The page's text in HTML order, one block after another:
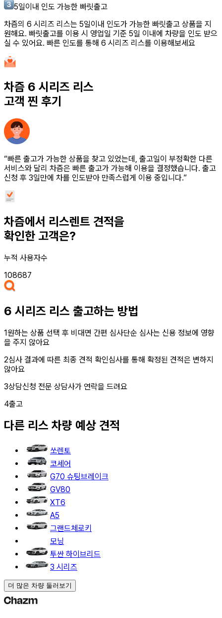
5일이내 인도 가능한 빠릿출고
차즘의 6 시리즈 리스는 5일이내 인도가 가능한 빠릿출고 상품을 지
원해요. 빠릿출고를 이용 시 영업일 기준 5일 이내에 차량을 인도 받으
실 수 있어요. 빠른 인도를 통해 6 시리즈 리스를 이용해보세요
차즘 6 시리즈 리스
고객 찐 후기
“빠른 출고가 가능한 상품을 찾고 있었는데, 출고일이 부정확한 다른
서비스와 달리 차즘은 빠른 출고가 가능해 이용을 결정했습니다. 출고
신청 후 3일만에 차를 인도받아 만족스럽게 이용 중입니다.”
차즘에서 리스렌트 견적을
확인한 고객은?
누적 사용자수
108687
6 시리즈 리스 출고하는 방법
1원하는 상품 선택 후 비대면 간편 심사단순 심사는 신용 정보에 영향
을 주지 않아요
2심사 결과에 따른 최종 견적 확인심사를 통해 확정된 견적은 변하지
않아요
3상담신청 전문 상담사가 연락을 드려요
4출고
다른 리스 차량 예상 견적
쏘렌토
코세어
G70 슈팅브레이크
GV80
XT6
A5
그랜드체로키
모닝
투싼 하이브리드
3 시리즈
더 많은 차량 둘러보기